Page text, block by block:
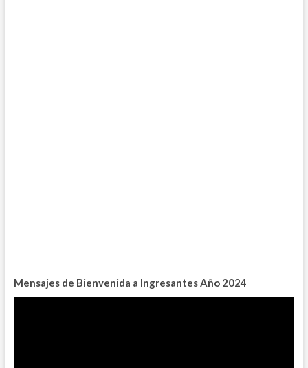
Mensajes de Bienvenida a IngresantesAño 2024